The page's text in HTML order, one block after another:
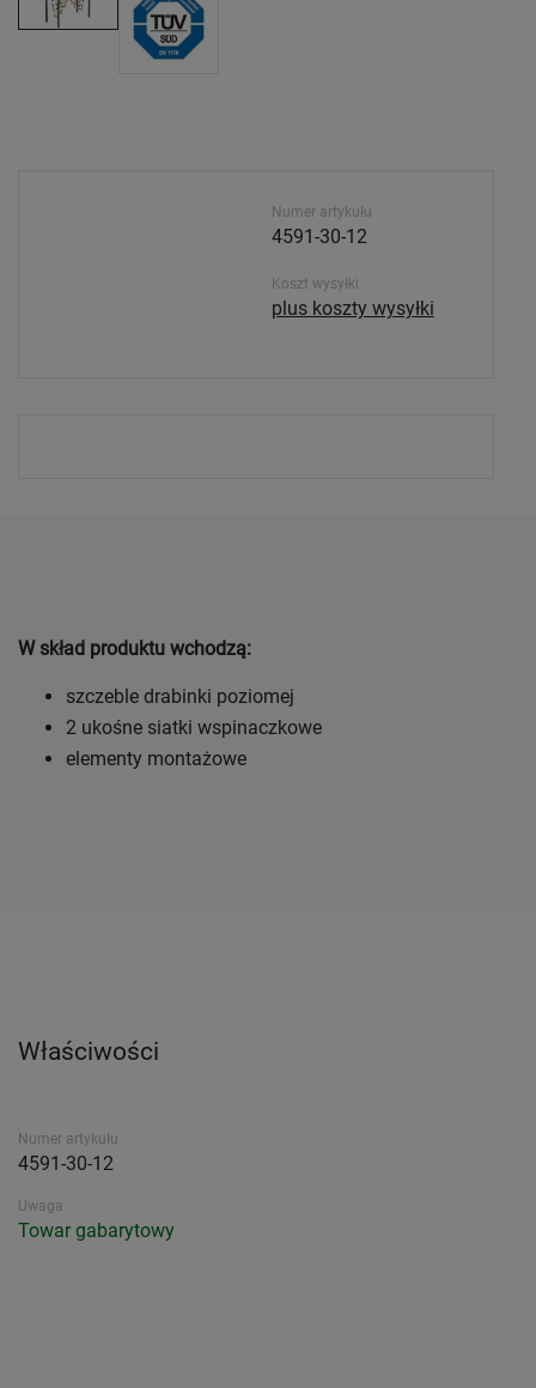
Numer artykułu
4591-30-12
Koszt wysyłki
plus koszty wysyłki
W skład produktu wchodzą:
szczeble drabinki poziomej
2 ukośne siatki wspinaczkowe
elementy montażowe
Właściwości
Numer artykułu
4591-30-12
Uwaga
Towar gabarytowy